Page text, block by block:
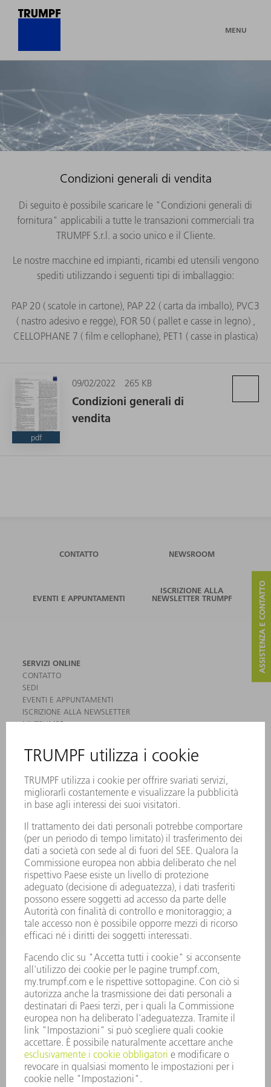
MENU
Condizioni generali di vendita
Di seguito è possibile scaricare le "Condizioni generali di
fornitura" applicabili a tutte le transazioni commerciali tra
TRUMPF S.r.l. a socio unico e il Cliente.
Le nostre macchine ed impianti, ricambi ed utensili vengono
spediti utilizzando i seguenti tipi di imballaggio:
PAP 20 ( scatole in cartone), PAP 22 ( carta da imballo), PVC3
( nastro adesivo e regge), FOR 50 ( pallet e casse in legno) ,
CELLOPHANE 7 ( film e cellophane), PET1 ( casse in plastica)
pdf
09/02/2022 265 KB
Condizioni generali di
vendita
ASSISTENZA E CONTATTO
CONTATTO NEWSROOM
EVENTI E APPUNTAMENTI
ISCRIZIONE ALLA
NEWSLETTER TRUMPF
SERVIZI ONLINE
CONTATTO
SEDI
EVENTI E APPUNTAMENTI
ISCRIZIONE ALLA NEWSLETTER
MYTRUMPF
PRODOTTI
MACCHINE & SISTEMI
ELETTRONICA DI POTENZA
MACCHINE UTENSILI ELETTRICHE
SMART FACTORY
SOFTWARE
SERVICES
APPLICAZIONI
SETTORI
L'AZIENDA
CARRIERA
OFFERTE DI LAVORO
PROFILO DELL'AZIENDA
PRESIDENZA
RELAZIONE DI BILANCIO
PRINCIPI AZIENDALI
COMPLIANCE
SISTEMA DI WHISTLEBLOWING
SECURITY
COMUNICATI STAMPA
RIVISTE
SOSTENIBILITÀ
CLIMA E AMBIENTE
IMPEGNO SOCIALE E COMUNITARIO
GOVERNANCE AZIENDALE